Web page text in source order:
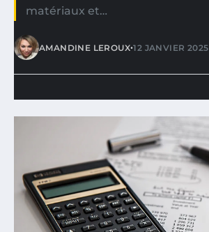
matériaux et…
AMANDINE LEROUX•12 JANVIER 2025